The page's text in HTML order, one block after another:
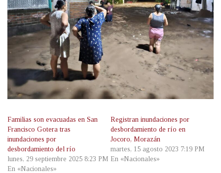
Familias son evacuadas en San
Francisco Gotera tras
inundaciones por
desbordamiento del río
lunes, 29 septiembre 2025 8:23 PM
En «Nacionales»
Registran inundaciones por
desbordamiento de río en
Jocoro, Morazán
martes, 15 agosto 2023 7:19 PM
En «Nacionales»